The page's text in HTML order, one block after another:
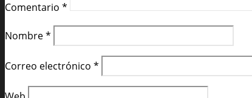
Comentario *
Nombre*
Correo electrónico *